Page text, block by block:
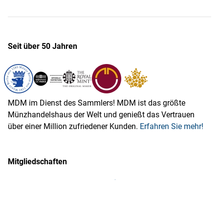
Seit über 50 Jahren
MDM im Dienst des Sammlers! MDM ist das größte
Münzhandelshaus der Welt und genießt das Vertrauen
über einer Million zufriedener Kunden. Erfahren Sie mehr!
Mitgliedschaften